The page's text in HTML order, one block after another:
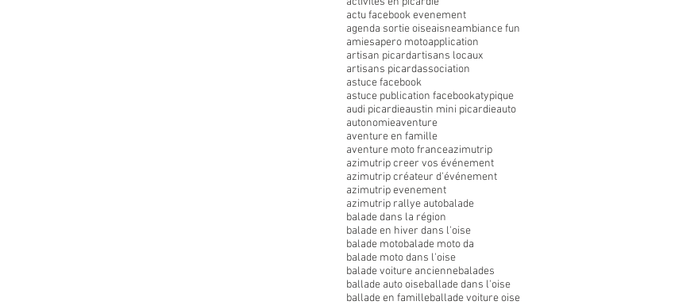
actu facebook evenement
agenda sortie oiseaisneambiance fun
amiesapero motoapplication
artisan picardartisans locaux
artisans picardassociation
astuce facebook
astuce publication facebookatypique
audi picardieaustin mini picardieauto
autonomieaventure
aventure en famille
aventure moto franceazimutrip
azimutrip creer vos événement
azimutrip créateur d'événement
azimutrip evenement
azimutrip rallye autobalade
balade dans la région
balade en hiver dans l'oise
balade motobalade moto da
balade moto dans l'oise
balade voiture anciennebalades
ballade auto oiseballade dans l'oise
ballade en familleballade voiture oise